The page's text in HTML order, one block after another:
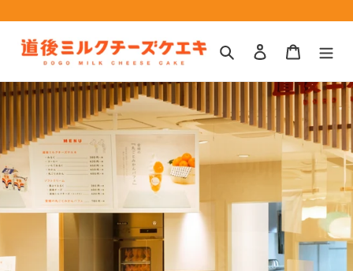
ン
に
ッ
プ
す
検索 ログインカート